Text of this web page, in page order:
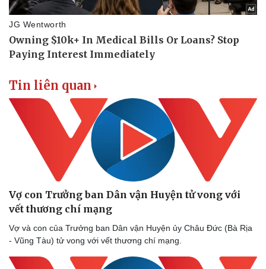
Doanh nghiệp
Thông tin doanh nghiệp
Sành
Tin liên quan
Vợ con Trưởng ban Dân vận Huyện tử vong với
vết thương chí mạng
Vợ và con của Trưởng ban Dân vận Huyện ủy Châu Đức (Bà Rịa
- Vũng Tàu) tử vong với vết thương chí mạng.